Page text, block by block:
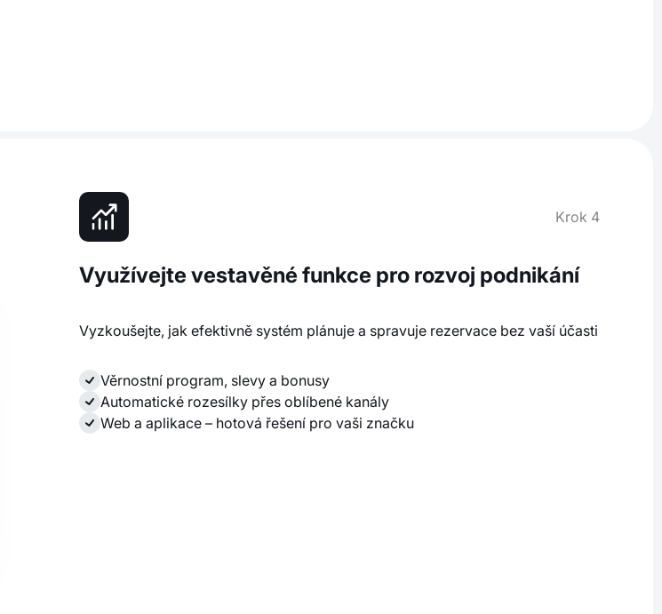
Krok 4
Využívejte vestavěné funkce pro rozvoj podnikání
Vyzkoušejte, jak efektivně systém plánuje a spravuje rezervace bez vaší účasti
Věrnostní program, slevy a bonusy
Automatické rozesílky přes oblíbené kanály
Web a aplikace – hotová řešení pro vaši značku